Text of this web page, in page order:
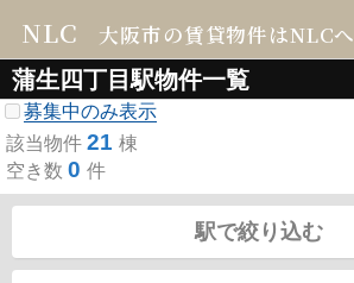
NLC 大阪市の賃貸物件はNLCへ
蒲生四丁目駅物件一覧
募集中のみ表示
該当物件 21 棟
空き数 0 件
駅で絞り込む